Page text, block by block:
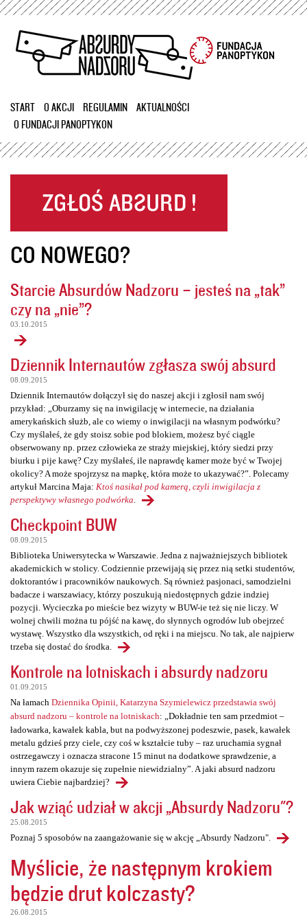
Przejdź
treści
START O AKCJI REGULAMIN
AKTUALNOŚCI
O FUNDACJI PANOPTYKON
CO NOWEGO?
Starcie Absurdów Nadzoru – jesteś na „tak”
czy na „nie”?
03.10.2015
Dziennik Internautów zgłasza swój absurd
08.09.2015
Dziennik Internautów dołączył się do naszej akcji i zgłosił nam swój
przykład: „Oburzamy się na inwigilację w internecie, na działania
amerykańskich służb, ale co wiemy o inwigilacji na własnym podwórku?
Czy myślałeś, że gdy stoisz sobie pod blokiem, możesz być ciągle
obserwowany np. przez człowieka ze straży miejskiej, który siedzi przy
biurku i pije kawę? Czy myślałeś, ile naprawdę kamer może być w Twojej
okolicy? A może spojrzysz na mapkę, która może to ukazywać?”. Polecamy
artykuł Marcina Maja: Ktoś nasikał pod kamerą, czyli inwigilacja z
perspektywy własnego podwórka
Checkpoint BUW
08.09.2015
Biblioteka Uniwersytecka w Warszawie. Jedna z najważniejszych bibliotek
akademickich w stolicy. Codziennie przewijają się przez nią setki studentów,
doktorantów i pracowników naukowych. Są również pasjonaci, samodzielni
badacze i warszawiacy, którzy poszukują niedostępnych gdzie indziej
pozycji. Wycieczka po mieście bez wizyty w BUW-ie też się nie liczy. W
wolnej chwili można tu pójść na kawę, do słynnych ogrodów lub obejrzeć
wystawę. Wszystko dla wszystkich, od ręki i na miejscu. No tak, ale najpierw
trzeba się dostać do środka.
Kontrole na lotniskach i absurdy nadzoru
01.09.2015
Na łamach Dziennika Opinii, Katarzyna Szymielewicz przedstawia swój
absurd nadzoru – kontrole na lotniskach: „Dokładnie ten sam przedmiot –
ładowarka, kawałek kabla, but na podwyższonej podeszwie, pasek, kawałek
metalu gdzieś przy ciele, czy coś w kształcie tuby – raz uruchamia sygnał
ostrzegawczy i oznacza stracone 15 minut na dodatkowe sprawdzenie, a
innym razem okazuje się zupełnie niewidzialny”. A jaki absurd nadzoru
uwiera Ciebie najbardziej?
Jak wziąć udział w akcji „Absurdy Nadzoru"?
25.08.2015
Poznaj 5 sposobów na zaangażowanie się w akcję „Absurdy Nadzoru".
Myślicie, że następnym krokiem
będzie drut kolczasty?
26.08.2015